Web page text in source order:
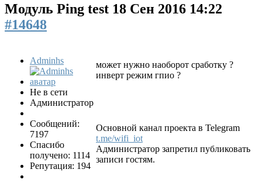
Модуль Ping test 18 Сен 2016 14:22
#14648
Adminhs
Не в сети
Администратор
Сообщений:
7197
Спасибо
получено: 1114
Репутация: 194
может нужно наоборот сработку ?
инверт режим гпио ?
Основной канал проекта в Telegram
t.me/wifi_iot
Администратор запретил публиковать
записи гостям.